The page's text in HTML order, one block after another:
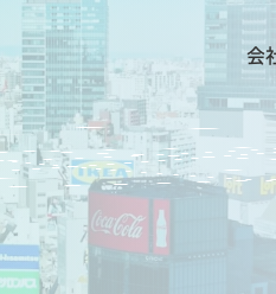
会